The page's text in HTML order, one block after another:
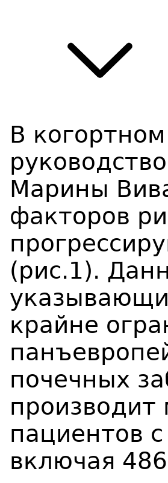
В
Марины
факторов
(рис.1).
крайне
почечных
пациентов
включая